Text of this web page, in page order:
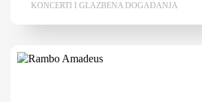
KONCERTI I GLAZBENA DOGAĐANJA